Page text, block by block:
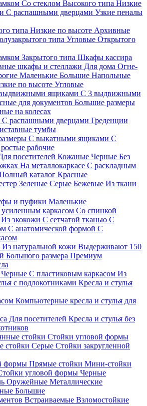
Со стеклом Высокого типа Низкие
С распашными дверцами Узкие пеналы
типа Низкие по высоте Архивные
типа Угловые Открытого
Закрытого типа Шкафы кассира
шкафы и стеллажи Для дома Огне-
Маленькие Большие Напольные
по высоте Угловые
ящиками С 3 выдвижными
для документов Большие размеры
на колесах
С распашными дверцами Греденции
тумбы
С выкатными ящиками С
рабочие
посетителей Кожаные Черные Без
На металлокаркасе С раскладным
каталог Красные
Зеленые Серые Бежевые Из ткани
и пуфики Маленькие
каркасом Со спинкой
Из экокожи С сетчатой тканью С
С анатомической формой С
Из натуральной кожи Выдерживают 150
Большого размера Премиум
Черные С пластиковым каркасом Из
с подлокотниками Кресла и стулья
Компьютерные кресла и стулья для
Для посетителей Кресла и стулья без
стойки Стойки угловой формы
стойки Серые Стойки закругленной
формы Прямые стойки Мини-стойки
угловой формы Черные
Оружейные Металлические
Большие
Встраиваемые Взломостойкие